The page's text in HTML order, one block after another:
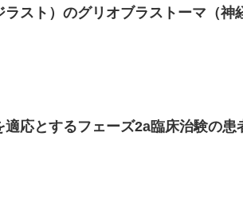
スト）のグリオブラストーマ（
応とするフェーズ2a臨床治験の患